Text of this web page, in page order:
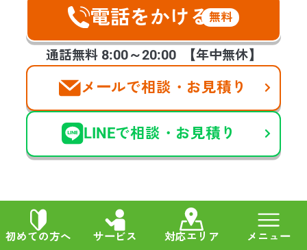
初めての方へ サービス 対応エリア メニュー
電話をかける無料
通話無料 8:00～20:00 【年中無休】
メールで相談・お見積り
LINEで相談・お見積り
けるのか不安でしたが電話に出てく
れ、すぐに対応します！と言ってく
ださったときのホッといたしまし
た。今回のような急な連絡を受けた
際は手が震えましたが、スタッフの
方の対応良さ、作業もとてもスピー
ディーに進めて頂き、お願いして本
当に良かったです。